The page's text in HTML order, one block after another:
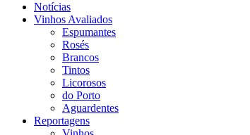
Notícias
Vinhos Avaliados
Espumantes
Rosés
Brancos
Tintos
Licorosos
do Porto
Aguardentes
Reportagens